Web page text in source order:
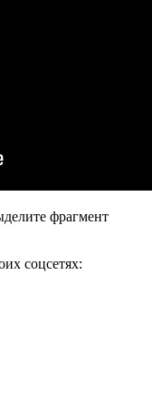
фрагмент
соцсетях: